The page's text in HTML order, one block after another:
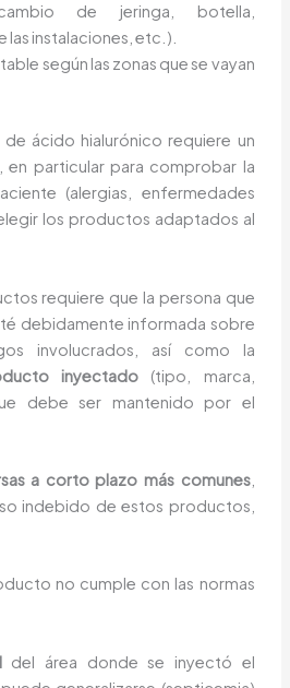
de jeringa, botella,
instalaciones, etc.).
según las zonas que se vayan
ácido hialurónico requiere un
en particular para comprobar la
(alergias, enfermedades
los productos adaptados al
requiere que la persona que
debidamente informada sobre
involucrados, así como la
inyectado (tipo, marca,
debe ser mantenido por el
a corto plazo más comunes,
indebido de estos productos,
no cumple con las normas
del área donde se inyectó el